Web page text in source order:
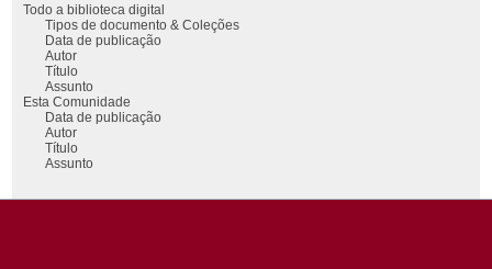
Todo a biblioteca digital
Tipos de documento & Coleções
Data de publicação
Autor
Título
Assunto
Esta Comunidade
Data de publicação
Autor
Título
Assunto